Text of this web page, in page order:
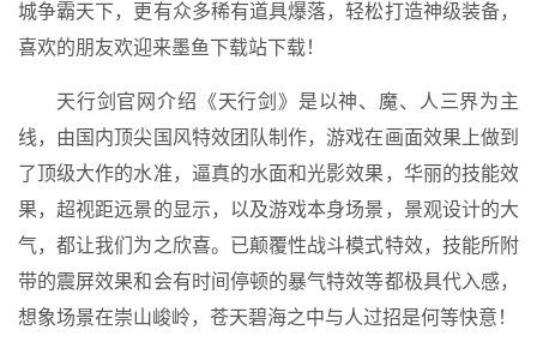
城争霸天下，更有众多稀有道具爆落，轻松打造神级装备，
喜欢的朋友欢迎来墨鱼下载站下载！
天行剑官网介绍《天行剑》是以神、魔、人三界为主
线，由国内顶尖国风特效团队制作，游戏在画面效果上做到
了顶级大作的水准，逼真的水面和光影效果，华丽的技能效
果，超视距远景的显示，以及游戏本身场景，景观设计的大
气，都让我们为之欣喜。已颠覆性战斗模式特效，技能所附
带的震屏效果和会有时间停顿的暴气特效等都极具代入感，
想象场景在崇山峻岭，苍天碧海之中与人过招是何等快意！